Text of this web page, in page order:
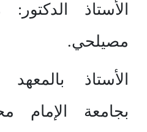
الأستاذ
مصيلحي.
الأستاذ
بجامعة